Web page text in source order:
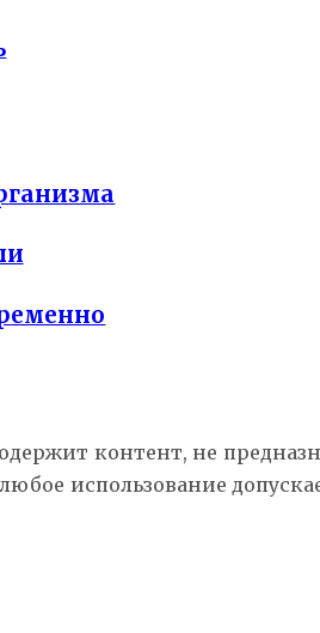
контент, не
использование